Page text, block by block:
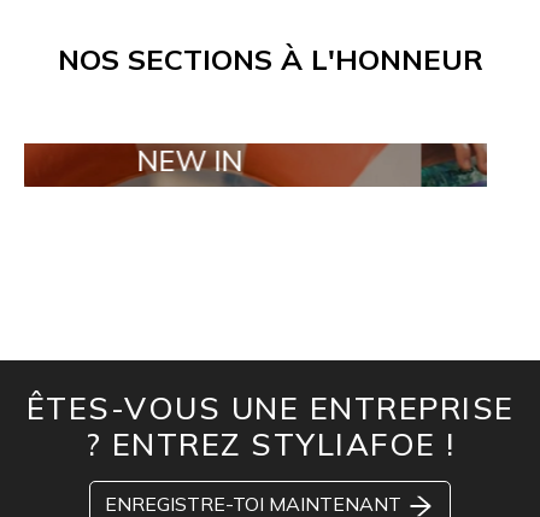
NOS SECTIONS À L'HONNEUR
NEW IN TAILOR
ÊTES-VOUS UNE ENTREPRISE
? ENTREZ STYLIAFOE !
ENREGISTRE-TOI MAINTENANT